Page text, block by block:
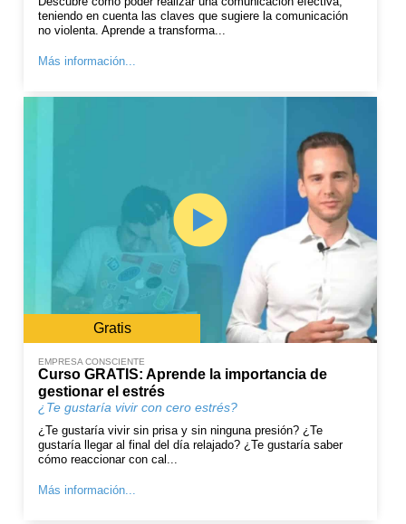
teniendo en cuenta las claves que sugiere la comunicación
no violenta. Aprende a transforma...
Más información...
Gratis
EMPRESA CONSCIENTE
Curso GRATIS: Aprende la importancia de
gestionar el estrés
¿Te gustaría vivir con cero estrés?
¿Te gustaría vivir sin prisa y sin ninguna presión? ¿Te
gustaría llegar al final del día relajado? ¿Te gustaría saber
cómo reaccionar con cal...
Más información...